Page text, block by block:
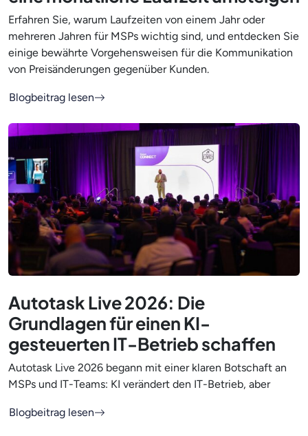
Erfahren Sie, warum Laufzeiten von einem Jahr oder
mehreren Jahren für MSPs wichtig sind, und entdecken Sie
einige bewährte Vorgehensweisen für die Kommunikation
von Preisänderungen gegenüber Kunden.
Blogbeitrag lesen
Autotask Live 2026: Die
Grundlagen für einen KI-
gesteuerten IT-Betrieb schaffen
Autotask Live 2026 begann mit einer klaren Botschaft an
MSPs und IT-Teams: KI verändert den IT-Betrieb, aber
Blogbeitrag lesen